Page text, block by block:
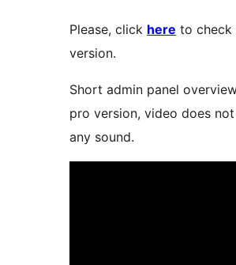
Please, click here to check
version.
Short admin panel
pro version, video does
any sound.